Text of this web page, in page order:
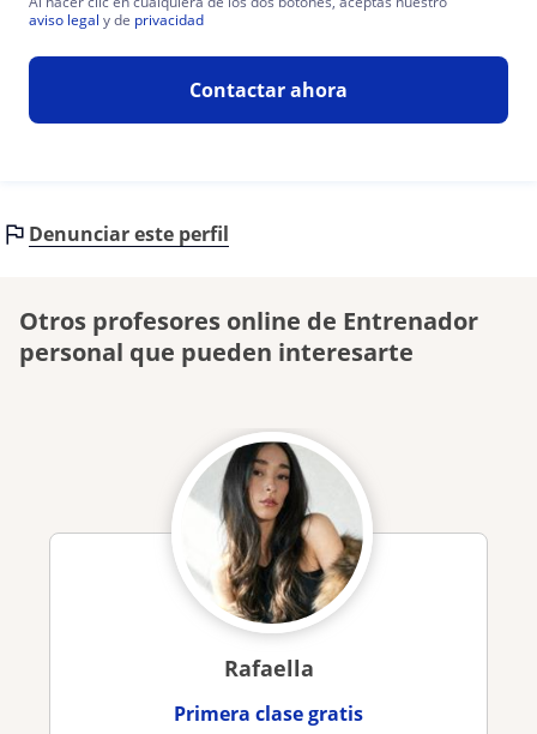
aviso legal y de privacidad
Contactar ahora
Denunciar este perfil
Otros profesores online de Entrenador
personal que pueden interesarte
Rafaella
Primera clase gratis